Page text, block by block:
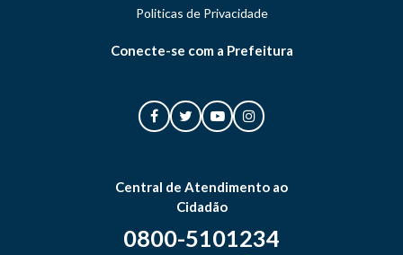
Politicas de Privacidade
Conecte-se com a Prefeitura
Central de Atendimento ao
Cidadão
0800-5101234